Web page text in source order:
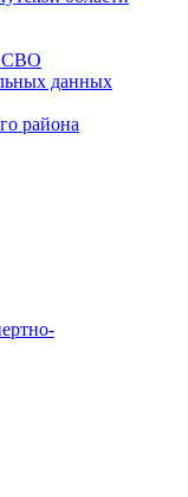
СВО
данных
района